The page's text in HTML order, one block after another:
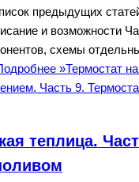
предыдущих
и возможности
схемы
»Термостат
Часть 9.
теплица.